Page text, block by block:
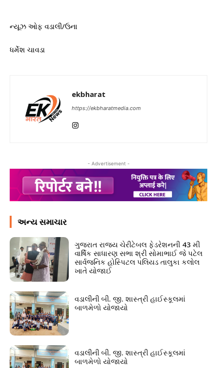
ન્યૂઝ ઓફ વડાલી/ઉના
ધર્મેશ ચાવડા
ekbharat
https://ekbharatmedia.com
- Advertisement -
અન્ય સમાચાર
ગુજરાત રાજ્ય ચેરીટેબલ ફેડરેશનની 43 મી
વાર્ષિક સાધારણ સભા શ્રી સોમાભાઈ જે પટેલ
સાર્વજનિક હોસ્પિટલ પલિયડ તાલુકા કલોલ
ખાતે યોજાઈ
વડાલીની બી. જી. શાસ્ત્રી હાઈસ્કૂલમાં
બાળમેળો યોજાયો
વડાલીની બી. જી. શાસ્ત્રી હાઈસ્કૂલમાં
બાળમેળો યોજાયો